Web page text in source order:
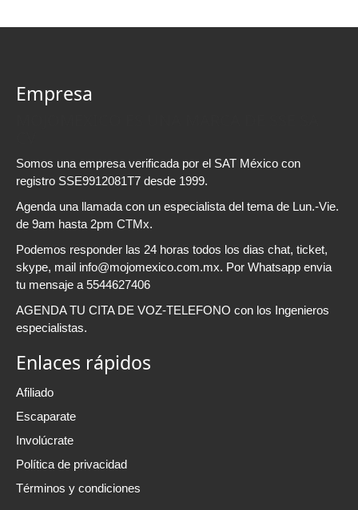
Empresa
Somos una empresa verificada por el SAT México con
registro SSE9912081T7 desde 1999.
Agenda una llamada con un especialista del tema de Lun.-Vie.
de 9am hasta 2pm CTMx.
Podemos responder las 24 horas todos los dias chat, ticket,
skype, mail info@mojomexico.com.mx. Por Whatsapp envia
tu mensaje a 5544627406
AGENDA TU CITA DE VOZ-TELEFONO con los Ingenieros
especialistas.
Enlaces rápidos
Afiliado
Escaparate
Involúcrate
Política de privacidad
Términos y condiciones